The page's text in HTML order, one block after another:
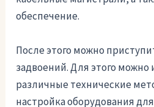
обеспечение.
После этого можно
задвоений. Для этого можно
различные технические
настройка оборудования